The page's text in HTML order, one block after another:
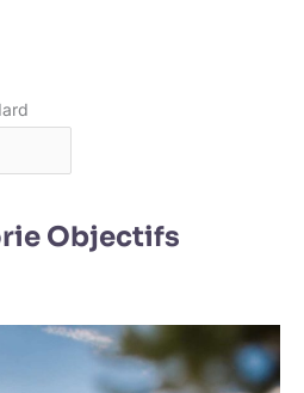
haute qualité.
Objectifs